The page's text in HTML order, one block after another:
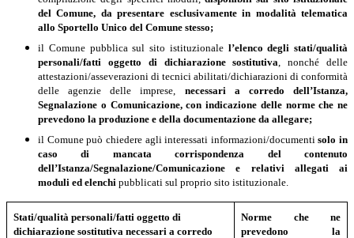
del Comune, da presentare esclusivamente in modalità telematica
allo Sportello Unico del Comune stesso;
il Comune pubblica sul sito istituzionale l’elenco degli stati/qualità
personali/fatti oggetto di dichiarazione sostitutiva , nonché delle
attestazioni/asseverazioni di tecnici abilitati/dichiarazioni di conformità
delle agenzie delle imprese, necessari a corredo dell’Istanza,
Segnalazione o Comunicazione, con indicazione delle norme che ne
prevedono la produzione e della documentazione da allegare;
il Comune può chiedere agli interessati informazioni/documentisolo in
caso di mancata corrispondenza del contenuto
dell’Istanza/Segnalazione/Comunicazione e relativi allegati ai
moduli ed elenchi pubblicati sul proprio sito istituzionale.
Stati/qualità personali/fatti oggetto di
dichiarazione sostitutiva necessari a corredo
Norme che ne
prevedono la